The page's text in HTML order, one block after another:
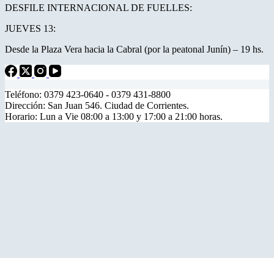
DESFILE INTERNACIONAL DE FUELLES:
JUEVES 13:
Desde la Plaza Vera hacia la Cabral (por la peatonal Junín) – 19 hs.
Teléfono: 0379 423-0640 - 0379 431-8800
Dirección: San Juan 546. Ciudad de Corrientes.
Horario: Lun a Vie 08:00 a 13:00 y 17:00 a 21:00 horas.